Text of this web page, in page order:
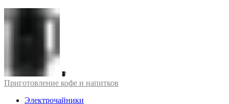
Приготовление кофе и напитков
Электрочайники